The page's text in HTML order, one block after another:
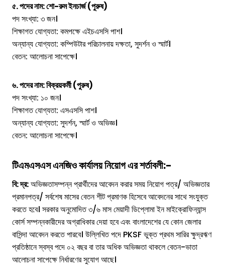
৫. পদের নাম: শো-রুম ইনচার্জ (পুরুষ)
পদ সংখ্যা: ৩ জন।
শিক্ষাগত যোগ্যতা: কমপক্ষে এইচএসসি পাশ।
অন্যান্য যোগ্যতা: কম্পিউটার পরিচালনায় দক্ষতা, সুদর্শন ও স্মার্ট।
বেতন: আলোচনা সাপেক্ষে।
৬. পদের নাম: বিক্রয়কর্মী (পুরুষ)
পদ সংখ্যা: ১০ জন।
শিক্ষাগত যোগ্যতা: এসএসসি পাশ।
অন্যান্য যোগ্যতা: সুদর্শন, স্মার্ট ও অভিজ্ঞ।
বেতন: আলোচনা সাপেক্ষে।
টিএমএসএস এনজিওকার্যালয়নিয়োগ এর শর্তাবলী:-
বি: দ্র:অভিজ্ঞতাসম্পন্ন প্রার্থীদের আবেদন করার সময় নিয়োগ পত্র/ অভিজ্ঞতার
প্রমানপত্র/ সর্বশেষ মাসের বেতন শীট প্রমাণক হিসেবে আবেদনের সাথে সংযুক্ত
করতে হবে। সরকার অনুমোদিত ৩/৬ মাস মেয়াদী ডিপ্লোমা ইন মাইক্রোফিন্যান্স
কোর্স সম্পন্নকারীদের অগ্রাধিকার দেয়া হবে এবং বাংলাদেশের যে কোন জেলার
বাসিন্দা আবেদন করতে পারবে। উল্লিখিত পদে PKSF ভুক্ত প্রথম সারির ক্ষুদ্রঋণ
প্রতিষ্ঠানে স্বস্ব পদে ০২ বছর বা তার অধিক অভিজ্ঞতা থাকলে বেতন-ভাতা
আলোচনা সাপেক্ষে নির্ধারণের সুযোগ আছে।